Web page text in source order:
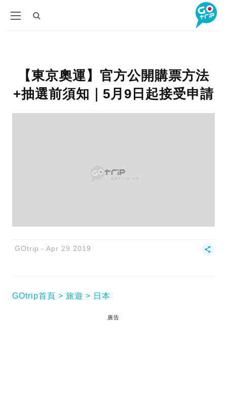
【東京奧運】官方公開購票方法
+抽選前須知｜5月9日起接受申請
GOtrip Apr 29 2019
GOtrip首頁 旅遊 日本
廣告